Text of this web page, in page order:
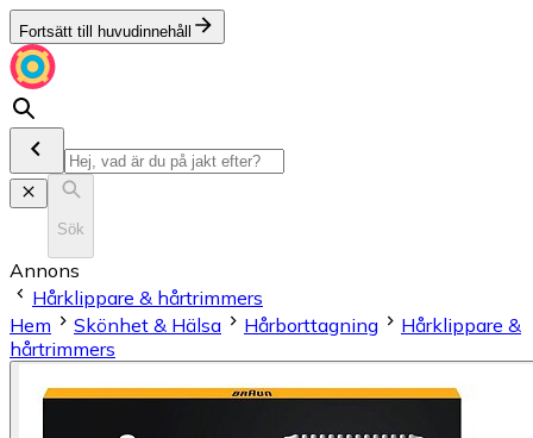
Fortsätt till huvudinnehåll
Sök
Annons
Hårklippare & hårtrimmers
Hem
Skönhet & Hälsa Hårborttagning
Hårklippare &
hårtrimmers